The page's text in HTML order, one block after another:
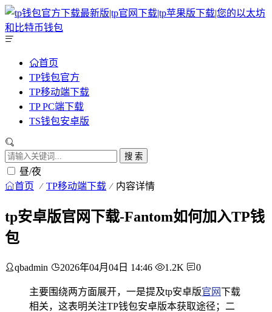
首页
TP钱包官方
TP移动端下载
TP PC端下载
TS钱包安卓版
搜 索
昼/夜
首页 TP移动端下载 内容详情
tp安卓版官网下载-Fantom如何加入TP钱
包
qbadmin 2026年04月04日 14:46 1.2K 0
主要围绕两方面展开，一是提及tp安卓版官网下载
相关，这表明关注TP钱包安卓版本获取途径；二